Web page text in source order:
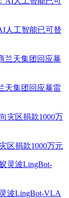
人工智能已可替
天集团回应暴雷
区捐款1000万元
波LingBot-VLA